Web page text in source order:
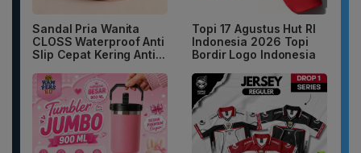
Sandal Pria Wanita
CLOSS Waterproof Anti
Slip Cepat Kering Anti...
Topi 17 Agustus Hut RI
Indonesia 2026 Topi
Bordir Logo Indonesia